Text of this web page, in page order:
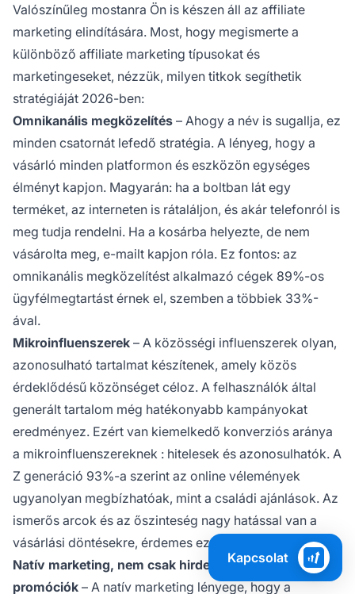
Valószínűleg mostanra Ön is készen áll az affiliate
marketing elindítására. Most, hogy megismerte a
különböző affiliate marketing típusokat és
marketingeseket, nézzük, milyen titkok segíthetik
stratégiáját 2026-ben:
Omnikanális megközelítés – Ahogy a név is sugallja, ez
minden csatornát lefedő stratégia. A lényeg, hogy a
vásárló minden platformon és eszközön egységes
élményt kapjon. Magyarán: ha a boltban lát egy
terméket, az interneten is rátaláljon, és akár telefonról is
meg tudja rendelni. Ha a kosárba helyezte, de nem
vásárolta meg, e-mailt kapjon róla. Ez fontos: az
omnikanális megközelítést alkalmazó cégek 89%-os
ügyfélmegtartást érnek el, szemben a többiek 33%-
ával.
Mikroinfluenszerek – A közösségi influenszerek olyan,
azonosulható tartalmat készítenek, amely közös
érdeklődésű közönséget céloz. A felhasználók által
generált tartalom még hatékonyabb kampányokat
eredményez. Ezért van kiemelkedő konverziós aránya
a mikroinfluenszereknek : hitelesek és azonosulhatók. A
Z generáció 93%-a szerint az online vélemények
ugyanolyan megbízhatóak, mint a családi ajánlások. Az
ismerős arcok és az őszinteség nagy hatással van a
vásárlási döntésekre, érdemes ezt kihasználni.
Natív marketing, nem csak hirdetés kinézetű
promóciók – A natív marketing lényege, hogy a
Kapcsolat